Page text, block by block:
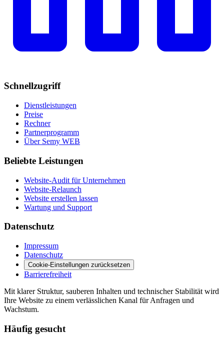
Schnellzugriff
Dienstleistungen
Preise
Rechner
Partnerprogramm
Über Semy WEB
Beliebte Leistungen
Website-Audit für Unternehmen
Website-Relaunch
Website erstellen lassen
Wartung und Support
Datenschutz
Impressum
Datenschutz
Cookie-Einstellungen zurücksetzen
Barrierefreiheit
Mit klarer Struktur, sauberen Inhalten und technischer Stabilität wird
Ihre Website zu einem verlässlichen Kanal für Anfragen und
Wachstum.
Häufig gesucht